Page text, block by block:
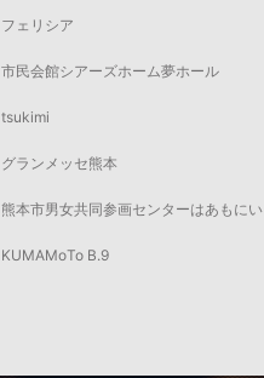
フェリシア
市民会館シアーズホーム夢ホール
tsukimi
グランメッセ熊本
熊本市男女共同参画センターはあもにい
KUMAMoTo B.9